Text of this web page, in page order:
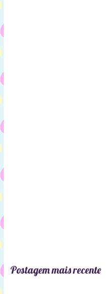
Postagem mais recente